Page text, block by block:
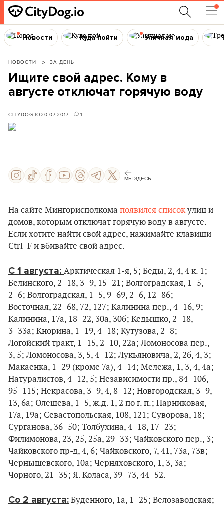
Новости Куда пойти Уличная мода
НОВОСТИ ЗА ДЕНЬ
Ищите свой адрес. Кому в
августе отключат горячую воду
CITYDOG.IO20.07.2017 1
МЫ ЗДЕСЬ
На сайте Мингорисполкома появился списокулиц и
домов, которым отключат горячую воду в августе.
Если хотите найти свой адрес, нажимайте клавиши
Ctrl+F и вбивайте свой адрес.
С 1 августа: Арктическая 1-я, 5; Беды, 2, 4, 4 к. 1;
Белинского, 2−18, 3−9, 15−21; Волгоградская, 1−5,
2−6; Волгоградская, 1−5, 9−69, 2−6, 12−86;
Восточная, 22−68, 72, 127; Калинина пер., 4−16, 9;
Калинина, 17а, 18−22, 30а, 30б; Кедышко, 2−18,
3−33а; Кнорина, 1−19, 4−18; Кутузова, 2−8;
Логойский тракт, 1−15, 2−10, 22а; Ломоносова пер.,
3, 5; Ломоносова, 3, 5, 4−12; Лукьяновича, 2, 2б, 4, 3;
Макаенка, 1−29 (кроме 7а), 4−14; Мележа, 1, 3, 4, 4а;
Натуралистов, 4−12, 5; Независимости пр., 84−106,
95−115; Некрасова, 3−9, 4, 8−12; Новгородская, 3−9,
13, 6а; Олешева, 1−5, ж.д. 1, 2 по г. п.; Парниковая,
17а, 19а; Севастопольская, 108, 121; Суворова, 18;
Сурганова, 36−50; Толбухина, 4−18, 17−23;
Филимонова, 23, 25, 25а, 29−33; Чайковского пер., 3;
Чайковского пр-д, 4, 6; Чайковского, 7, 41, 73а, 73в;
Чернышевского, 10а; Черняховского, 1, 3, 3а;
Чорного, 21−35; Я. Коласа, 39−73, 44−52.
Со 2 августа: Буденного, 1а, 1−25; Велозаводская;